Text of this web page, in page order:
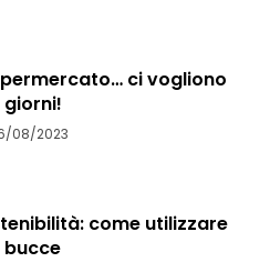
ci vogliono
giorni!
08/2023
come utilizzare
bucce